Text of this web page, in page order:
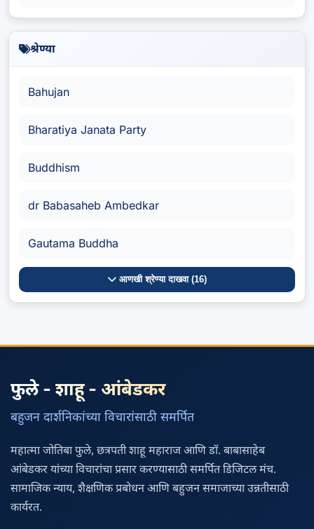
श्रेण्या
Bahujan
Bharatiya Janata Party
Buddhism
dr Babasaheb Ambedkar
Gautama Buddha
आणखी श्रेण्या दाखवा (16)
फुले - शाहू - आंबेडकर
बहुजन दार्शनिकांच्या विचारांसाठी समर्पित
महात्मा जोतिबा फुले, छत्रपती शाहू महाराज आणि डॉ. बाबासाहेब
आंबेडकर यांच्या विचारांचा प्रसार करण्यासाठी समर्पित डिजिटल मंच.
सामाजिक न्याय, शैक्षणिक प्रबोधन आणि बहुजन समाजाच्या उन्नतीसाठी
कार्यरत.